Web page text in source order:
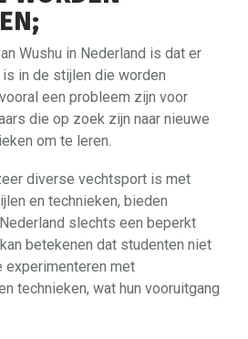
Wushu in Nederland is dat er
in de stijlen die worden
een probleem zijn voor
die op zoek zijn naar nieuwe
om te leren.
diverse vechtsport is met
en technieken, bieden
slechts een beperkt
betekenen dat studenten niet
experimenteren met
technieken, wat hun vooruitgang